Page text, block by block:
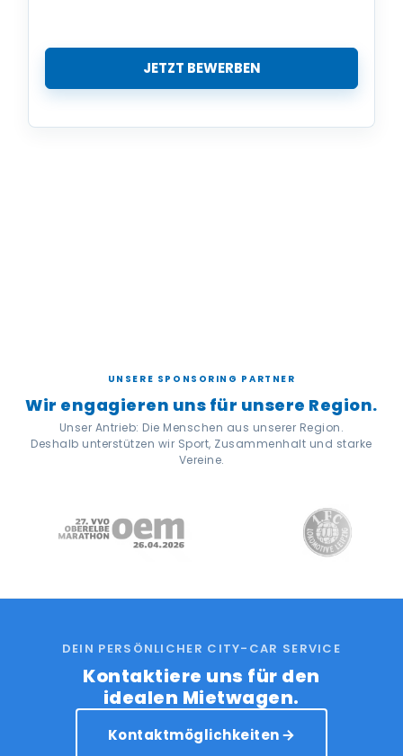
JETZT BEWERBEN
UNSERE SPONSORING PARTNER
Wir engagieren uns für unsere Region.
Unser Antrieb: Die Menschen aus unserer Region.
Deshalb unterstützen wir Sport, Zusammenhalt und starke
Vereine.
DEIN PERSÖNLICHER CITY-CAR SERVICE
Kontaktiere uns für den
idealen Mietwagen.
Kontaktmöglichkeiten